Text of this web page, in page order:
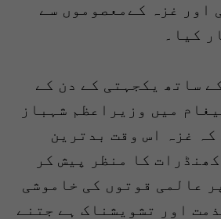
اور غزہ کےمعصوموں سے
کیا۔
ساتھ یکجہتی کے دن کے
میں وزیراعظم شہباز
غزہ اس وقت بدترین
کا منظر پیش کر
عالمی قوتوں کی خاموشی
اور تشویشناک ہے جتنے